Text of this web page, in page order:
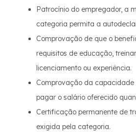
Patrocínio do empregador, a
categoria permita a
Comprovação de que o
requisitos de educação,
licenciamento ou experiência.
Comprovação da
pagar o salário oferecido
Certificação permanente de
exigida pela categoria.